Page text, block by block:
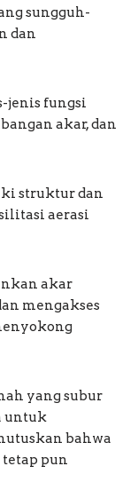
sungguh-
dan
jenis fungsi
akar, dan
struktur dan
aerasi
akar
mengakses
yang subur
untuk
bahwa
pun